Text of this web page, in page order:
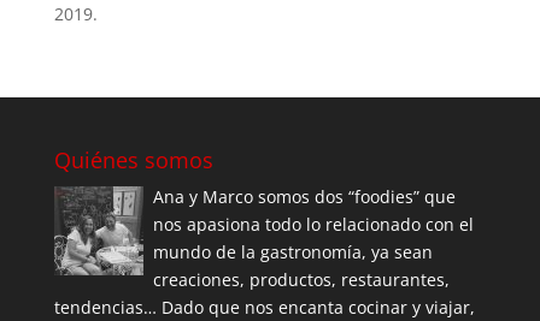
2019.
Quiénes somos
Ana y Marco somos dos “foodies” que
nos apasiona todo lo relacionado con el
mundo de la gastronomía, ya sean
creaciones, productos, restaurantes,
tendencias… Dado que nos encanta cocinar y viajar,